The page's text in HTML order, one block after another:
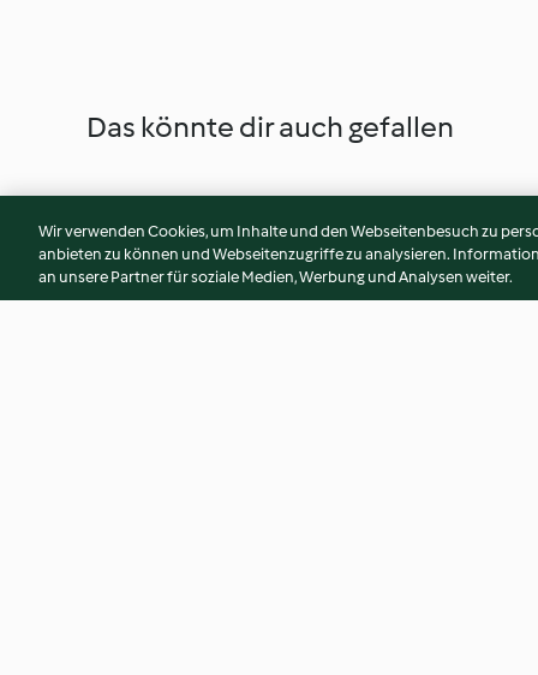
Das könnte dir auch gefallen
Wir verwenden Cookies, um Inhalte und den Webseitenbesuch zu
anbieten zu können und Webseitenzugriffe zu analysieren.
an unsere Partner für soziale Medien, Werbung und Analysen weiter.